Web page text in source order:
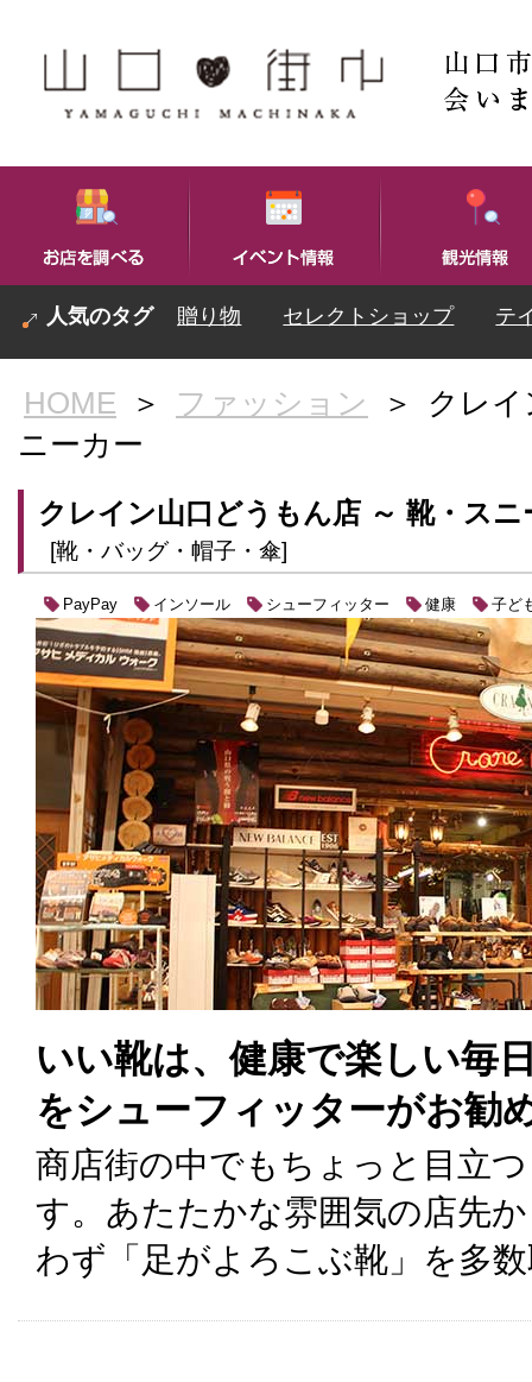
贈り物 セレクトショップ テ
HOME ＞ ファッション ＞
クレ
ニーカー
クレイン山口どうもん店 ～ 靴・スニ
[靴・バッグ・帽子・傘]
PayPay インソール シューフィッター 健康 子ど
いい靴は、健康で楽しい毎
をシューフィッターがお勧
商店街の中でもちょっと目立
す。あたたかな雰囲気の店先
わず「足がよろこぶ靴」を多